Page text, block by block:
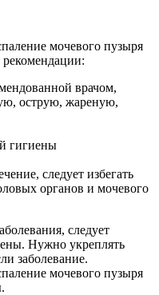
мочевого пузыря
врачом,
острую, жареную,
гигиены
следует избегать
органов и мочевого
следует
Нужно укреплять
заболевание.
мочевого пузыря